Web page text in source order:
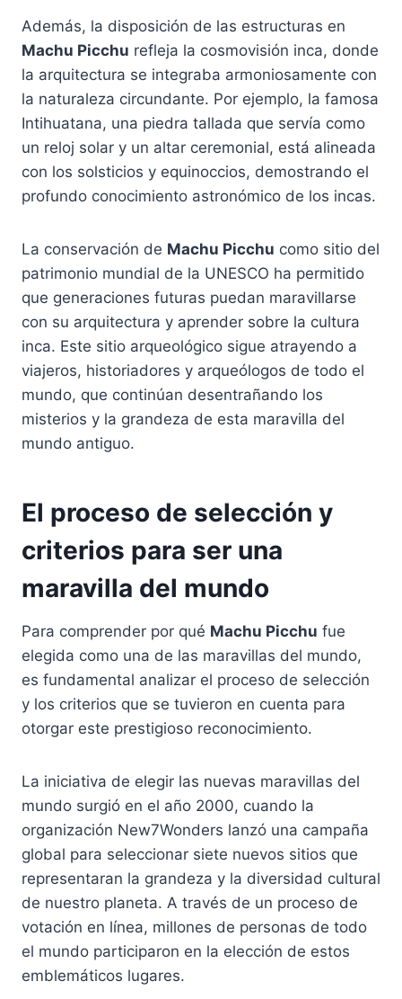
Además, la disposición de las estructuras en
Machu Picchu refleja la cosmovisión inca, donde
la arquitectura se integraba armoniosamente con
la naturaleza circundante. Por ejemplo, la famosa
Intihuatana, una piedra tallada que servía como
un reloj solar y un altar ceremonial, está alineada
con los solsticios y equinoccios, demostrando el
profundo conocimiento astronómico de los incas.
La conservación de Machu Picchu como sitio del
patrimonio mundial de la UNESCO ha permitido
que generaciones futuras puedan maravillarse
con su arquitectura y aprender sobre la cultura
inca. Este sitio arqueológico sigue atrayendo a
viajeros, historiadores y arqueólogos de todo el
mundo, que continúan desentrañando los
misterios y la grandeza de esta maravilla del
mundo antiguo.
El proceso de selección y
criterios para ser una
maravilla del mundo
Para comprender por qué Machu Picchu fue
elegida como una de las maravillas del mundo,
es fundamental analizar el proceso de selección
y los criterios que se tuvieron en cuenta para
otorgar este prestigioso reconocimiento.
La iniciativa de elegir las nuevas maravillas del
mundo surgió en el año 2000, cuando la
organización New7Wonders lanzó una campaña
global para seleccionar siete nuevos sitios que
representaran la grandeza y la diversidad cultural
de nuestro planeta. A través de un proceso de
votación en línea, millones de personas de todo
el mundo participaron en la elección de estos
emblemáticos lugares.